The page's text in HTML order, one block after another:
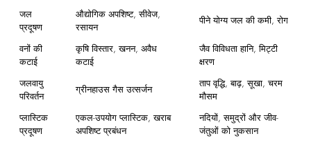
जल
प्रदूषण
औद्योगिक अपशिष्ट, सीवेज,
रसायन
पीने योग्य जल की कमी, रोग
वनों की
कटाई
कृषि विस्तार, खनन, अवैध
कटाई
जैव विविधता हानि, मिट्टी
क्षरण
जलवायु
परिवर्तन
ग्रीनहाउस गैस उत्सर्जन
ताप वृद्धि, बाढ़, सूखा, चरम
मौसम
प्लास्टिक
प्रदूषण
एकल-उपयोग प्लास्टिक, खराब
अपशिष्ट प्रबंधन
नदियों, समुद्रों और जीव-
जंतुओं को नुकसान